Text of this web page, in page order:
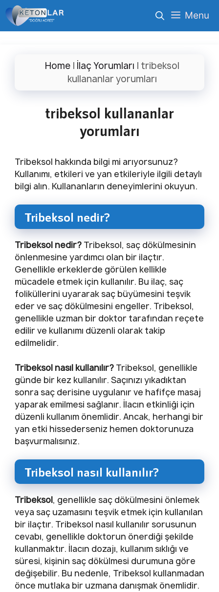
İçeriğe
atla
Menu
Home| İlaç Yorumları | tribeksol
kullananlar yorumları
tribeksol kullananlar
yorumları
Tribeksol hakkında bilgi mi arıyorsunuz?
Kullanımı, etkileri ve yan etkileriyle ilgili detaylı
bilgi alın. Kullananların deneyimlerini okuyun.
Tribeksol nedir?
Tribeksol nedir? Tribeksol, saç dökülmesinin
önlenmesine yardımcı olan bir ilaçtır.
Genellikle erkeklerde görülen kellikle
mücadele etmek için kullanılır. Bu ilaç, saç
foliküllerini uyararak saç büyümesini teşvik
eder ve saç dökülmesini engeller. Tribeksol,
genellikle uzman bir doktor tarafından reçete
edilir ve kullanımı düzenli olarak takip
edilmelidir.
Tribeksol nasıl kullanılır? Tribeksol, genellikle
günde bir kez kullanılır. Saçınızı yıkadıktan
sonra saç derisine uygulanır ve hafifçe masaj
yaparak emilmesi sağlanır. İlacın etkinliği için
düzenli kullanım önemlidir. Ancak, herhangi bir
yan etki hissederseniz hemen doktorunuza
başvurmalısınız.
Tribeksol nasıl kullanılır?
Tribeksol, genellikle saç dökülmesini önlemek
veya saç uzamasını teşvik etmek için kullanılan
bir ilaçtır. Tribeksol nasıl kullanılır sorusunun
cevabı, genellikle doktorun önerdiği şekilde
kullanmaktır. İlacın dozajı, kullanım sıklığı ve
süresi, kişinin saç dökülmesi durumuna göre
değişebilir. Bu nedenle, Tribeksol kullanmadan
önce mutlaka bir uzmana danışmak önemlidir.